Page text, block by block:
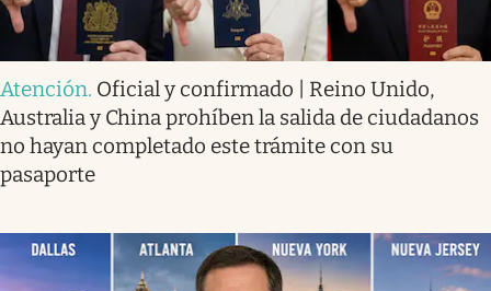
Atención. Oficial y confirmado | Reino Unido,
Australia y China prohíben la salida de ciudadanos
no hayan completado este trámite con su
pasaporte